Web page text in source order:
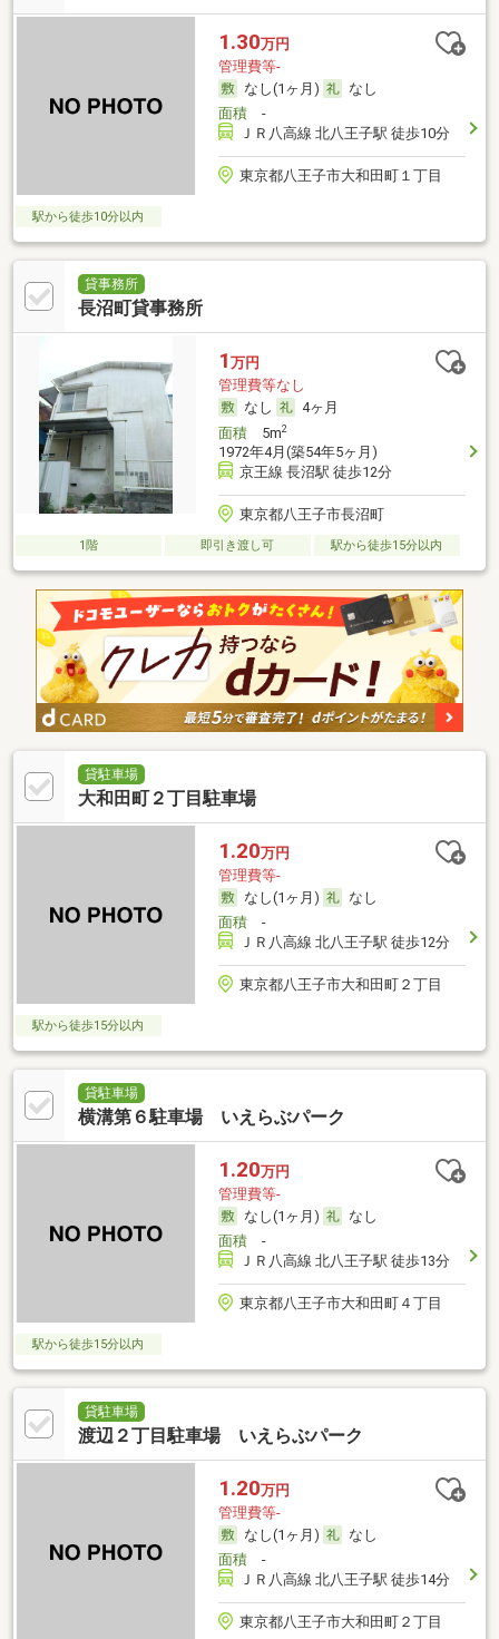
1.30万円
管理費等-
なし(1ヶ月)
なし
面積-
ＪＲ八高線 北八王子駅 徒歩10分
東京都八王子市大和田町１丁目
駅から徒歩10分以内
貸事務所
長沼町貸事務所
1 万円
管理費等なし
なし
4ヶ月
面積5m2
1972年4月(築54年5ヶ月)
京王線 長沼駅 徒歩12分
東京都八王子市長沼町
1階 即引き渡し可 駅から徒歩15分以内
貸駐車場
大和田町２丁目駐車場
1.20万円
管理費等-
なし(1ヶ月)
なし
面積-
ＪＲ八高線 北八王子駅 徒歩12分
東京都八王子市大和田町２丁目
駅から徒歩15分以内
貸駐車場
横溝第６駐車場 いえらぶパーク
1.20万円
管理費等-
なし(1ヶ月)
なし
面積-
ＪＲ八高線 北八王子駅 徒歩13分
東京都八王子市大和田町４丁目
駅から徒歩15分以内
貸駐車場
渡辺２丁目駐車場 いえらぶパーク
1.20万円
管理費等-
なし(1ヶ月)
なし
面積-
ＪＲ八高線 北八王子駅 徒歩14分
東京都八王子市大和田町２丁目